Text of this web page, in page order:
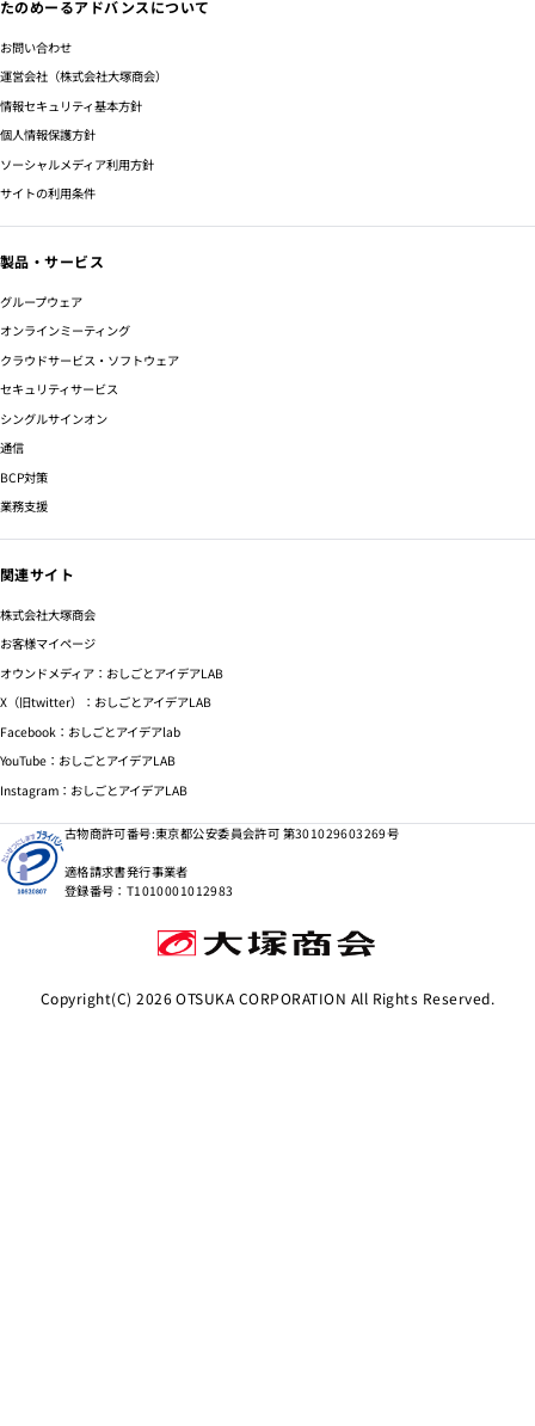
たのめーるアドバンスについて
お問い合わせ
運営会社（株式会社大塚商会）
情報セキュリティ基本方針
個人情報保護方針
ソーシャルメディア利用方針
サイトの利用条件
製品・サービス
グループウェア
オンラインミーティング
クラウドサービス・ソフトウェア
セキュリティサービス
シングルサインオン
通信
BCP対策
業務支援
関連サイト
株式会社大塚商会
お客様マイページ
オウンドメディア：おしごとアイデアLAB
X（旧twitter）：おしごとアイデアLAB
Facebook：おしごとアイデアlab
YouTube：おしごとアイデアLAB
Instagram：おしごとアイデアLAB
古物商許可番号:東京都公安委員会許可 第301029603269号
適格請求書発行事業者
登録番号：T1010001012983
Copyright(C)2026OTSUKA CORPORATION All Rights Reserved.